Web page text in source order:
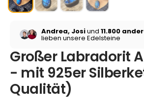
Andrea, Josiund11.800
lieben unsere Edelsteine
Großer Labradorit
- mit 925er
Qualität)